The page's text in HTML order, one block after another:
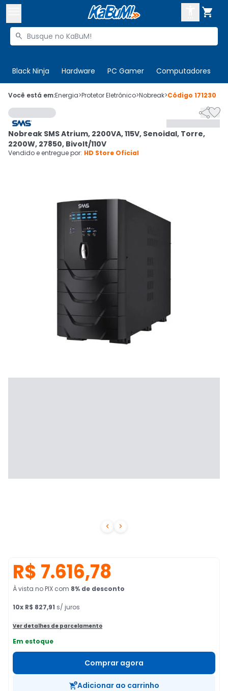

Buscar produtos

Black Ninja Hardware PC Gamer Computadores
 Olá. Acesse sua conta
 Departamentos
Cupons
CADASTRE-SE
Você está em:Energia>Protetor Eletrônico>Nobreak>Código 171230
 

Nobreak SMS Atrium, 2200VA, 115V, Senoidal, Torre,
2200W, 27850, Bivolt/110V
Vendido e entregue por: HD Store Oficial
R$ 7.616,78
À vista no PIX com 8% de desconto
10x R$ 827,91 s/ juros
Ver detalhes de parcelamento
Em estoque
Comprar agora
Adicionar ao carrinho